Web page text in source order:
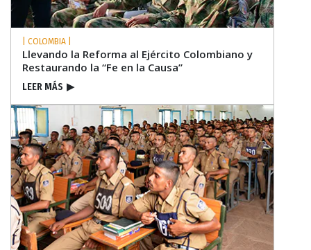
| COLOMBIA |
Llevando la Reforma al Ejército Colombiano y
Restaurando la “Fe en la Causa”
LEER MÁS ▶